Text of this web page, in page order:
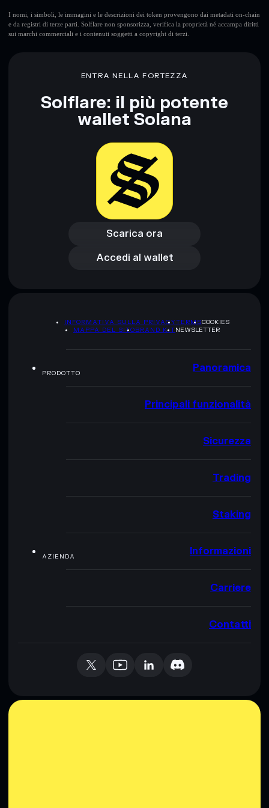
I nomi, i simboli, le immagini e le descrizioni dei token provengono dai metadati on-chain
e da registri di terze parti. Solflare non sponsorizza, verifica la proprietà né accampa diritti
sui marchi commerciali e i contenuti soggetti a copyright di terzi.
ENTRA NELLA FORTEZZA
Solflare: il più potente
wallet Solana
Scarica ora
Scarica ora
Accedi al wallet
Accedi al wallet
INFORMATIVA SULLA PRIVACYTERMSCOOKIES
MAPPA DEL SITOBRAND KITNEWSLETTER
PRODOTTO Panoramica
Principali funzionalità
Sicurezza
Trading
Staking
AZIENDA Informazioni
Carriere
Contatti